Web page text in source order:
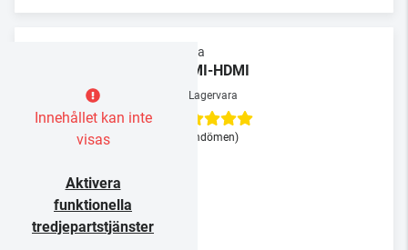
Innehållet kan inte
visas
Aktivera
funktionella
tredjepartstjänster
Supra
HDMI-HDMI
Lagervara
(3 omdömen)